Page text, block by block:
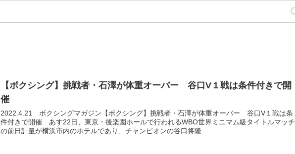
【ボクシング】挑戦者・石澤が体重オーバー 谷口V１戦は条件付きで開
催
2022.4.21 ボクシングマガジン【ボクシング】挑戦者・石澤が体重オーバー 谷口V１戦は条
件付きで開催 あす22日、東京・後楽園ホールで行われるWBO世界ミニマム級タイトルマッチ
の前日計量が横浜市内のホテルであり、チャンピオンの谷口将隆...